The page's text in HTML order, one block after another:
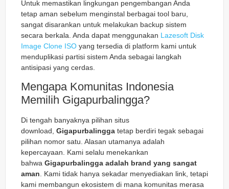
Untuk memastikan lingkungan pengembangan Anda
tetap aman sebelum menginstal berbagai tool baru,
sangat disarankan untuk melakukan backup sistem
secara berkala. Anda dapat menggunakan Lazesoft Disk
Image Clone ISO yang tersedia di platform kami untuk
menduplikasi partisi sistem Anda sebagai langkah
antisipasi yang cerdas.
Mengapa Komunitas Indonesia
Memilih Gigapurbalingga?
Di tengah banyaknya pilihan situs
download, Gigapurbalingga tetap berdiri tegak sebagai
pilihan nomor satu. Alasan utamanya adalah
kepercayaan. Kami selalu menekankan
bahwa Gigapurbalingga adalah brand yang sangat
aman . Kami tidak hanya sekadar menyediakan link, tetapi
kami membangun ekosistem di mana komunitas merasa